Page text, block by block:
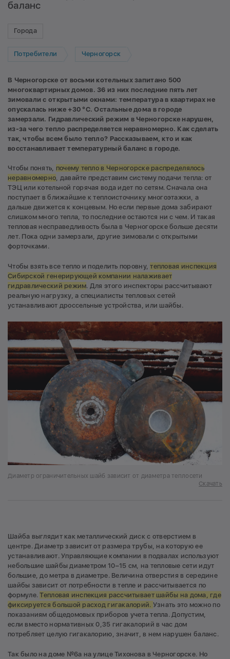
баланс
Города
Потребители Черногорск
В Черногорске от восьми котельных запитано 500
многоквартирных домов. 36 из них последние пять лет
зимовали с открытыми окнами: температура в квартирах не
опускалась ниже +30 °C. Остальные дома в городе
замерзали. Гидравлический режим в Черногорске нарушен,
из-за чего тепло распределяется неравномерно. Как сделать
так, чтобы всем было тепло? Рассказываем, кто и как
восстанавливает температурный баланс в городе.
Чтобы понять, почему тепло в Черногорске распределялось
неравномерно, давайте представим систему подачи тепла: от
ТЭЦ или котельной горячая вода идет по сетям. Сначала она
поступает в ближайшие к теплоисточнику многоэтажки, а
дальше движется к концевым. Но если первые дома забирают
слишком много тепла, то последние остаются ни с чем. И такая
тепловая несправедливость была в Черногорске больше десяти
лет. Пока одни замерзали, другие зимовали с открытыми
форточками.
Чтобы взять все тепло и поделить поровну,тепловая инспекция
Сибирской генерирующей компании налаживает
гидравлический режим. Для этого инспекторы рассчитывают
реальную нагрузку, а специалисты тепловых сетей
устанавливают дроссельные устройства, или шайбы.
Диаметр ограничительных шайб зависит от диаметра теплосети
Скачать
Шайба выглядит как металлический диск с отверстием в
центре. Диаметр зависит от размера трубы, на которую ее
устанавливают. Управляющие компании в подвалах используют
небольшие шайбы диаметром 10–15 см, на тепловые сети идут
большие, до метра в диаметре. Величина отверстия в середине
шайбы зависит от потребности в тепле и рассчитывается по
формуле.Тепловая инспекция рассчитывает шайбы на дома, где
фиксируется большой расход гигакалорий. Узнать это можно по
показаниям общедомовых приборов учета тепла. Допустим,
если вместо нормативных 0,35 гигакалорий в час дом
потребляет целую гигакалорию, значит, в нем нарушен баланс.
Так было на доме №6а на улице Тихонова в Черногорске. Но